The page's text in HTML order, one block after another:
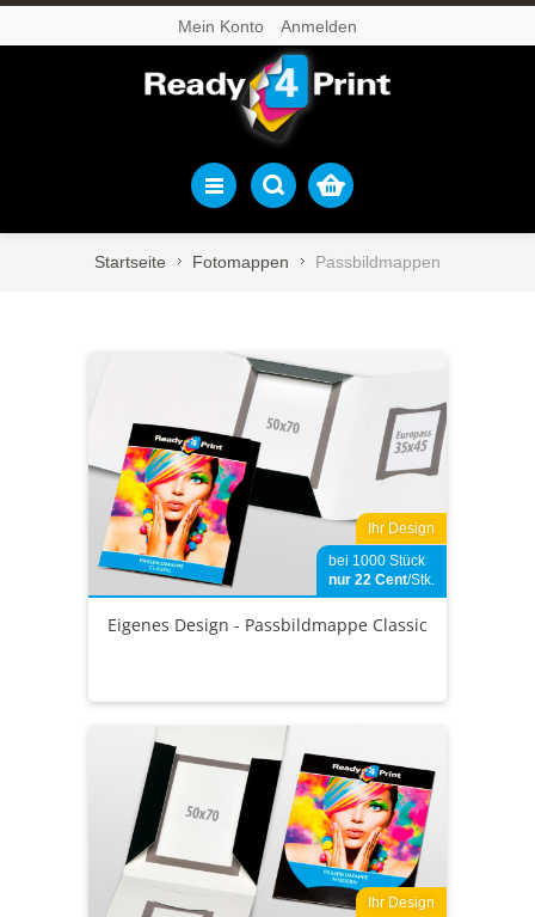
Mein Konto Anmelden
Startseite Fotomappen Passbildmappen
Ihr Design
bei 1000 Stück
nur 22 Cent/Stk.
Eigenes Design - Passbildmappe Classic
Ihr Design